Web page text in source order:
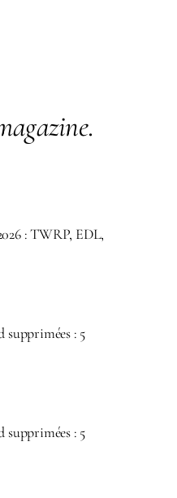
.
: TWRP, EDL,
: 5
: 5